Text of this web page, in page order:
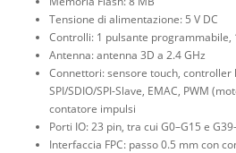
Tensione di alimentazione: 5 V DC
Controlli: 1 pulsante programmabile,
Antenna: antenna 3D a 2.4 GHz
Connettori: sensore touch, controller
SPI/SDIO/SPI-Slave, EMAC, PWM
contatore impulsi
Porti IO: 23 pin, tra cui G0–G15 e
Interfaccia FPC: passo 0.5 mm con